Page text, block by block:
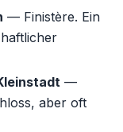
— Finistère. Ein
—
aber oft